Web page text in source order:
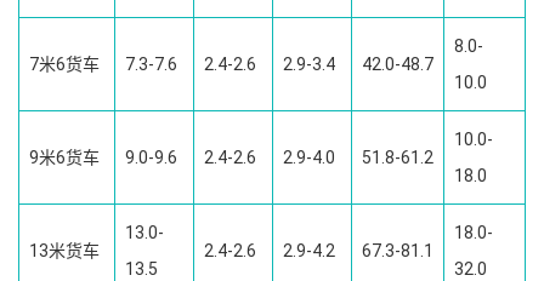
7米6货车 7.3-7.6 2.4-2.6 2.9-3.4 42.0-48.7
8.0-
10.0
9米6货车 9.0-9.6 2.4-2.6 2.9-4.0 51.8-61.2
10.0-
18.0
13米货车
13.0-
13.5
2.4-2.6 2.9-4.2 67.3-81.1
18.0-
32.0